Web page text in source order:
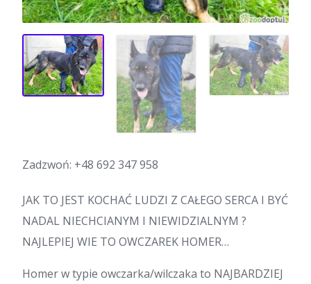
Zadzwoń: +48 692 347 958
JAK TO JEST KOCHAĆ LUDZI Z CAŁEGO SERCA I BYĆ
NADAL NIECHCIANYM I NIEWIDZIALNYM ?
NAJLEPIEJ WIE TO OWCZAREK HOMER…
Homer w typie owczarka/wilczaka to NAJBARDZIEJ